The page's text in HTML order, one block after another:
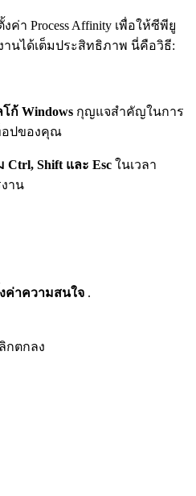
า Process Affinity เพื่อให้ซีพียู
นได้เต็มประสิทธิภาพ นี่คือวิธี:
โก้ Windows กุญแจสำคัญในการ
อปของคุณ
Ctrl, Shift และ Esc ในเวลา
าน
ค่าความสนใจ .
กตกลง